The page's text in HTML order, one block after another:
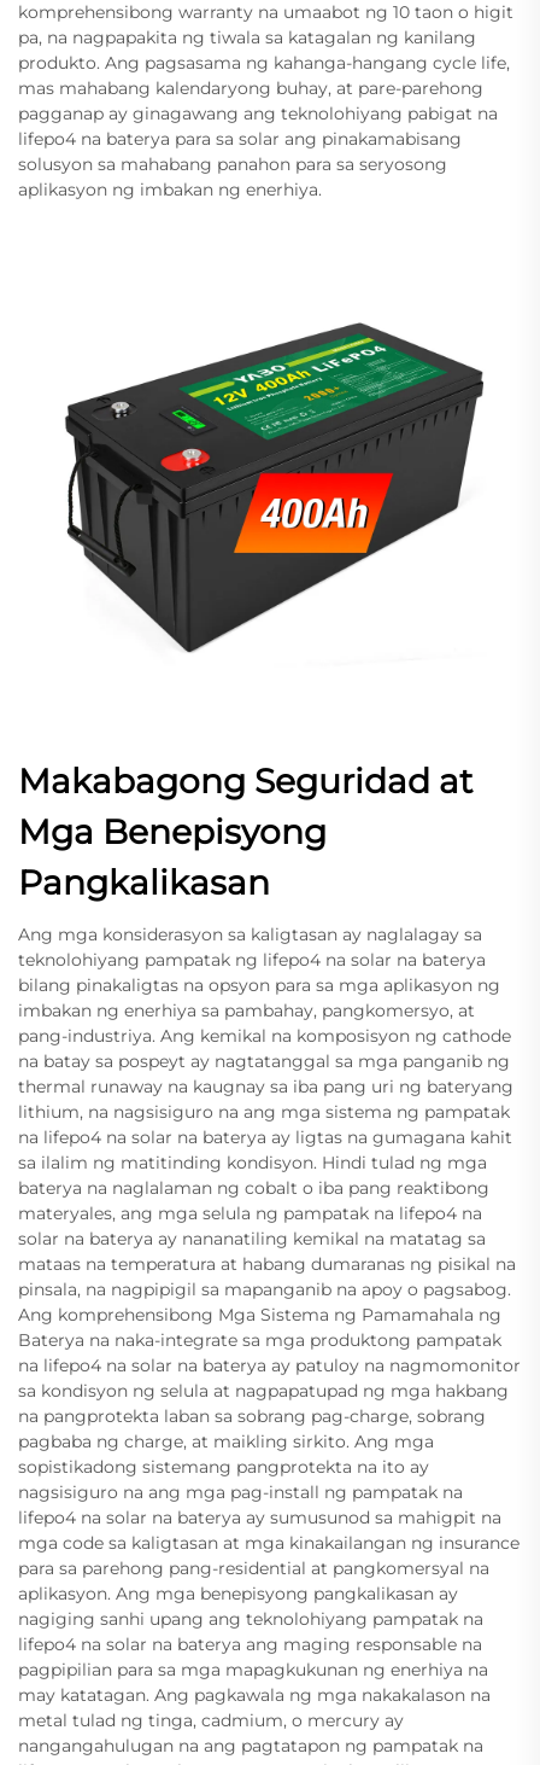
komprehensibong warranty na umaabot ng 10 taon o higit
pa, na nagpapakita ng tiwala sa katagalan ng kanilang
produkto. Ang pagsasama ng kahanga-hangang cycle life,
mas mahabang kalendaryong buhay, at pare-parehong
pagganap ay ginagawang ang teknolohiyang pabigat na
lifepo4 na baterya para sa solar ang pinakamabisang
solusyon sa mahabang panahon para sa seryosong
aplikasyon ng imbakan ng enerhiya.
Makabagong Seguridad at
Mga Benepisyong
Pangkalikasan
Ang mga konsiderasyon sa kaligtasan ay naglalagay sa
teknolohiyang pampatak ng lifepo4 na solar na baterya
bilang pinakaligtas na opsyon para sa mga aplikasyon ng
imbakan ng enerhiya sa pambahay, pangkomersyo, at
pang-industriya. Ang kemikal na komposisyon ng cathode
na batay sa pospeyt ay nagtatanggal sa mga panganib ng
thermal runaway na kaugnay sa iba pang uri ng bateryang
lithium, na nagsisiguro na ang mga sistema ng pampatak
na lifepo4 na solar na baterya ay ligtas na gumagana kahit
sa ilalim ng matitinding kondisyon. Hindi tulad ng mga
baterya na naglalaman ng cobalt o iba pang reaktibong
materyales, ang mga selula ng pampatak na lifepo4 na
solar na baterya ay nananatiling kemikal na matatag sa
mataas na temperatura at habang dumaranas ng pisikal na
pinsala, na nagpipigil sa mapanganib na apoy o pagsabog.
Ang komprehensibong Mga Sistema ng Pamamahala ng
Baterya na naka-integrate sa mga produktong pampatak
na lifepo4 na solar na baterya ay patuloy na nagmomonitor
sa kondisyon ng selula at nagpapatupad ng mga hakbang
na pangprotekta laban sa sobrang pag-charge, sobrang
pagbaba ng charge, at maikling sirkito. Ang mga
sopistikadong sistemang pangprotekta na ito ay
nagsisiguro na ang mga pag-install ng pampatak na
lifepo4 na solar na baterya ay sumusunod sa mahigpit na
mga code sa kaligtasan at mga kinakailangan ng insurance
para sa parehong pang-residential at pangkomersyal na
aplikasyon. Ang mga benepisyong pangkalikasan ay
nagiging sanhi upang ang teknolohiyang pampatak na
lifepo4 na solar na baterya ang maging responsable na
pagpipilian para sa mga mapagkukunan ng enerhiya na
may katatagan. Ang pagkawala ng mga nakakalason na
metal tulad ng tinga, cadmium, o mercury ay
nangangahulugan na ang pagtatapon ng pampatak na